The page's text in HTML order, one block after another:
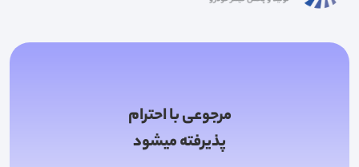
مرجوعی با احترام
پذیرفته میشود